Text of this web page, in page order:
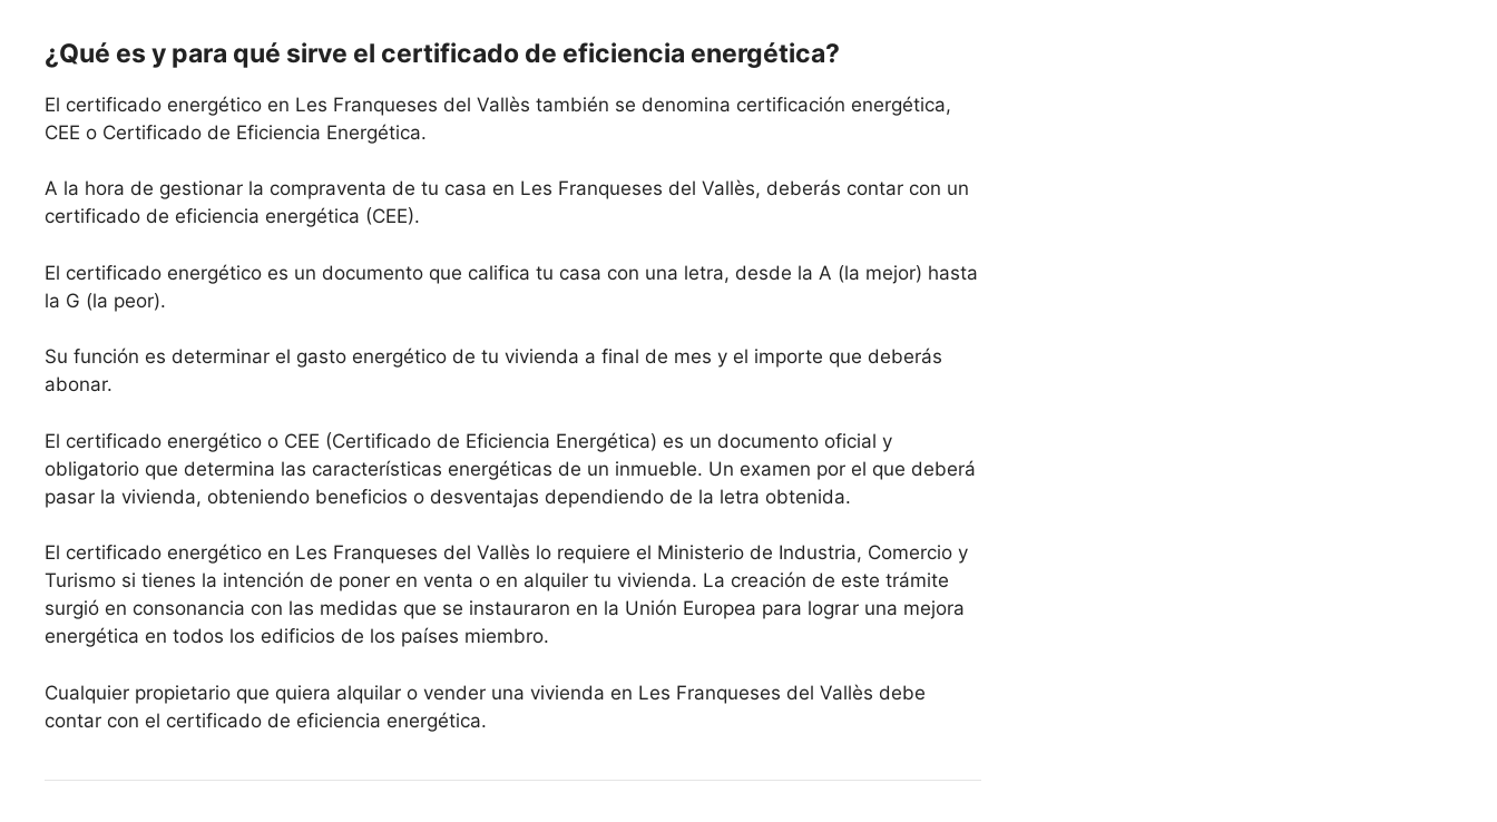
¿Qué es y para qué sirve el certificado de eficiencia energética?
El certificado energético en Les Franqueses del Vallès también se denomina certificación energética,
CEE o Certificado de Eficiencia Energética.
A la hora de gestionar la compraventa de tu casa en Les Franqueses del Vallès, deberás contar con un
certificado de eficiencia energética (CEE).
El certificado energético es un documento que califica tu casa con una letra, desde la A (la mejor) hasta
la G (la peor).
Su función es determinar el gasto energético de tu vivienda a final de mes y el importe que deberás
abonar.
El certificado energético o CEE (Certificado de Eficiencia Energética) es un documento oficial y
obligatorio que determina las características energéticas de un inmueble. Un examen por el que deberá
pasar la vivienda, obteniendo beneficios o desventajas dependiendo de la letra obtenida.
El certificado energético en Les Franqueses del Vallès lo requiere el Ministerio de Industria, Comercio y
Turismo si tienes la intención de poner en venta o en alquiler tu vivienda. La creación de este trámite
surgió en consonancia con las medidas que se instauraron en la Unión Europea para lograr una mejora
energética en todos los edificios de los países miembro.
Cualquier propietario que quiera alquilar o vender una vivienda en Les Franqueses del Vallès debe
contar con el certificado de eficiencia energética.